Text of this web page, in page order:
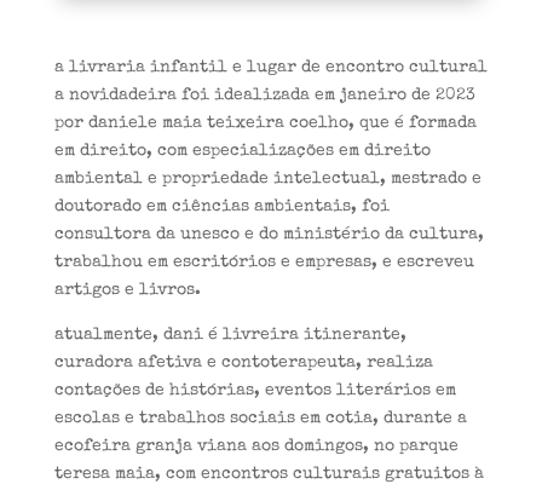
a livraria infantil e lugar de encontro cultural
a novidadeira foi idealizada em janeiro de 2023
por daniele maia teixeira coelho, que é formada
em direito, com especializações em direito
ambiental e propriedade intelectual, mestrado e
doutorado em ciências ambientais, foi
consultora da unesco e do ministério da cultura,
trabalhou em escritórios e empresas, e escreveu
artigos e livros.
atualmente, dani é livreira itinerante,
curadora afetiva e contoterapeuta, realiza
contações de histórias, eventos literários em
escolas e trabalhos sociais em cotia, durante a
ecofeira granja viana aos domingos, no parque
teresa maia, com encontros culturais gratuitos à